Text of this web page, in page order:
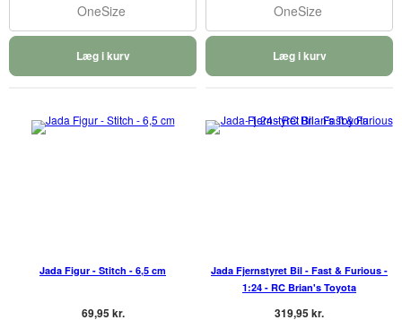
OneSize
Læg i kurv
OneSize
Læg i kurv
Jada Figur - Stitch - 6,5 cm
69,95 kr.
Jada Fjernstyret Bil - Fast & Furious -
1:24 - RC Brian's Toyota
319,95 kr.